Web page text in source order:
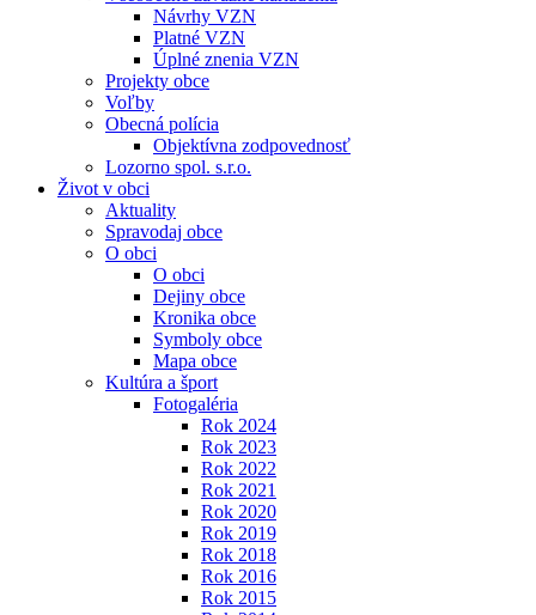
Návrhy VZN
Platné VZN
Úplné znenia VZN
Projekty obce
Voľby
Obecná polícia
Objektívna zodpovednosť
Lozorno spol. s.r.o.
Život v obci
Aktuality
Spravodaj obce
O obci
O obci
Dejiny obce
Kronika obce
Symboly obce
Mapa obce
Kultúra a šport
Fotogaléria
Rok 2024
Rok 2023
Rok 2022
Rok 2021
Rok 2020
Rok 2019
Rok 2018
Rok 2016
Rok 2015